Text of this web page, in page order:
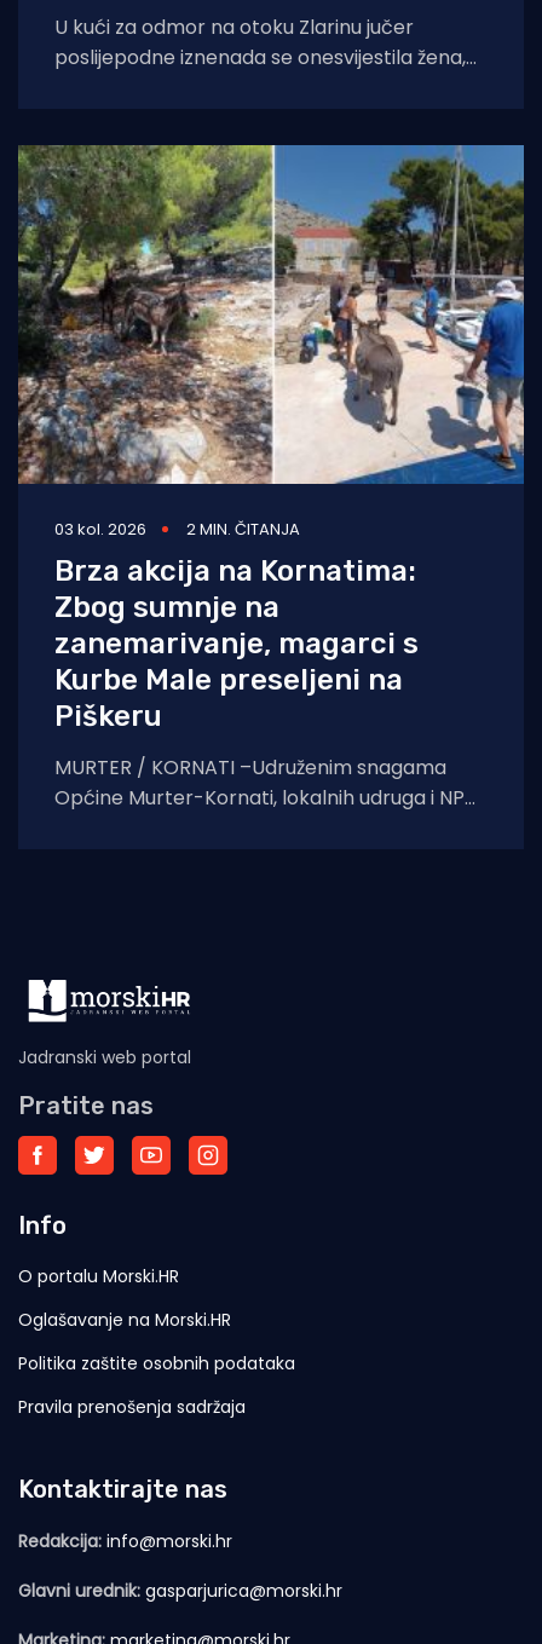
U kući za odmor na otoku Zlarinu jučer
poslijepodne iznenada se onesvijestila žena,
03 kol. 2026 2 MIN. ČITANJA
Brza akcija na Kornatima:
Zbog sumnje na
zanemarivanje, magarci s
Kurbe Male preseljeni na
Piškeru
MURTER / KORNATI –Udruženim snagama
Općine Murter-Kornati, lokalnih udruga i NP
Jadranski web portal
Pratite nas
Info
O portalu Morski.HR
Oglašavanje na Morski.HR
Politika zaštite osobnih podataka
Pravila prenošenja sadržaja
Kontaktirajte nas
Redakcija: info@morski.hr
Glavni urednik: gasparjurica@morski.hr